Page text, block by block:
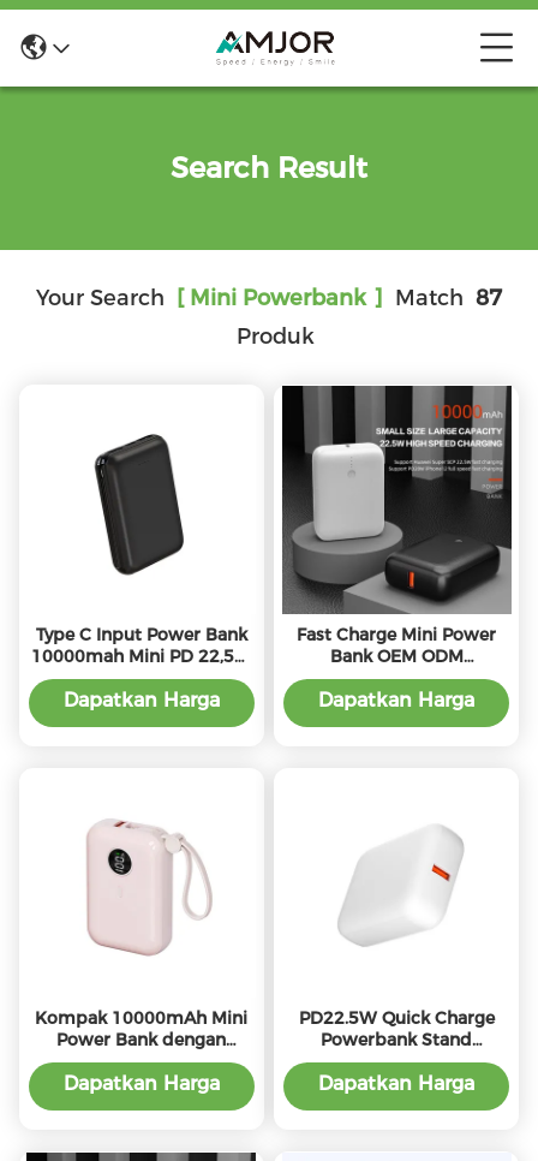
Search Result
Your Search [ Mini Powerbank ] Match 87
Produk
Type C Input Power Bank
10000mah Mini PD 22,5W
Output RoHs Disetujui
Dapatkan Harga
Fast Charge Mini Power
Bank OEM ODM
10000mah Power Bank
Portable Kecil
Dapatkan Harga
Kompak 10000mAh Mini
Power Bank dengan
21700 Baterai Desain ABS
Ringan dan PD20W
Dapatkan Harga
PD22.5W Quick Charge
Powerbank Stand
Kapasitas Tinggi Dan
Pemegang
Dapatkan Harga